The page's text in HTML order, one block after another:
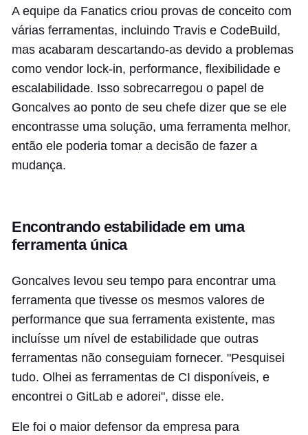
A equipe da Fanatics criou provas de conceito com
várias ferramentas, incluindo Travis e CodeBuild,
mas acabaram descartando-as devido a problemas
como vendor lock-in, performance, flexibilidade e
escalabilidade. Isso sobrecarregou o papel de
Goncalves ao ponto de seu chefe dizer que se ele
encontrasse uma solução, uma ferramenta melhor,
então ele poderia tomar a decisão de fazer a
mudança.
Encontrando estabilidade em uma
ferramenta única
Goncalves levou seu tempo para encontrar uma
ferramenta que tivesse os mesmos valores de
performance que sua ferramenta existente, mas
incluísse um nível de estabilidade que outras
ferramentas não conseguiam fornecer. "Pesquisei
tudo. Olhei as ferramentas de CI disponíveis, e
encontrei o GitLab e adorei", disse ele.
Ele foi o maior defensor da empresa para